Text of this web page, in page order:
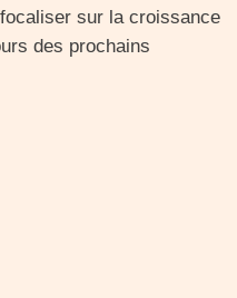
sur la croissance
des prochains